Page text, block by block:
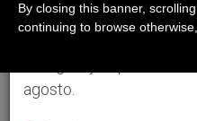
agosto.
By closing this banner,
continuing to browse